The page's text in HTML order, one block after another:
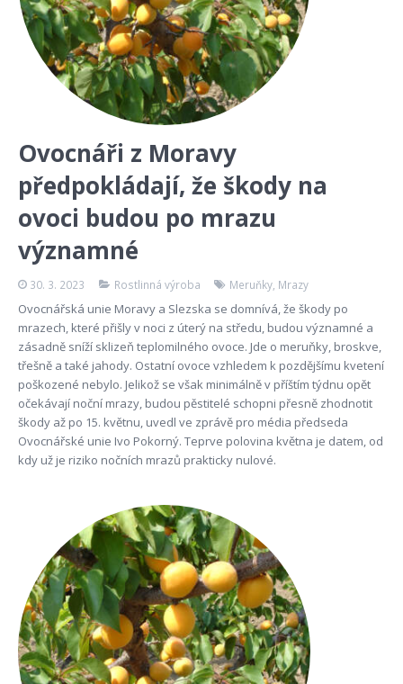
Ovocnáři z Moravy
předpokládají, že škody na
ovoci budou po mrazu
významné
30. 3. 2023 Rostlinná výroba Meruňky Mrazy
Ovocnářská unie Moravy a Slezska se domnívá, že škody po
mrazech, které přišly v noci z úterý na středu, budou významné a
zásadně sníží sklizeň teplomilného ovoce. Jde o meruňky, broskve,
třešně a také jahody. Ostatní ovoce vzhledem k pozdějšímu kvetení
poškozené nebylo. Jelikož se však minimálně v příštím týdnu opět
očekávají noční mrazy, budou pěstitelé schopni přesně zhodnotit
škody až po 15. květnu, uvedl ve zprávě pro média předseda
Ovocnářské unie Ivo Pokorný. Teprve polovina května je datem, od
kdy už je riziko nočních mrazů prakticky nulové.